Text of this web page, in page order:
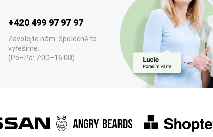
+420 499 97 97 97
Zavolejte nám. Společně to
vyřešíme.
(Po–Pá: 7:00–16:00)